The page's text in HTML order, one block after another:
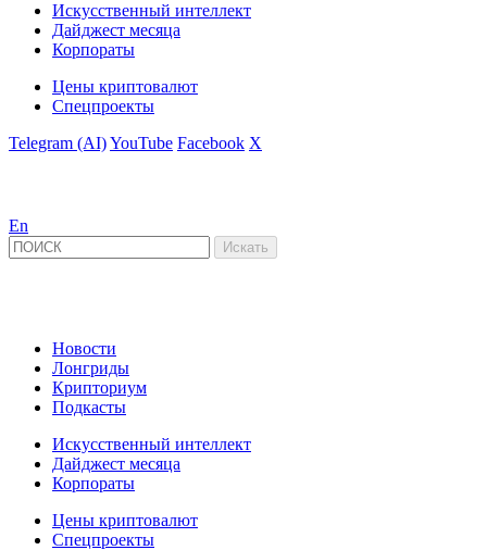
Искусственный интеллект
Дайджест месяца
Корпораты
Цены криптовалют
Спецпроекты
Telegram (AI)YouTube Facebook X
En
Новости
Лонгриды
Крипториум
Подкасты
Искусственный интеллект
Дайджест месяца
Корпораты
Цены криптовалют
Спецпроекты